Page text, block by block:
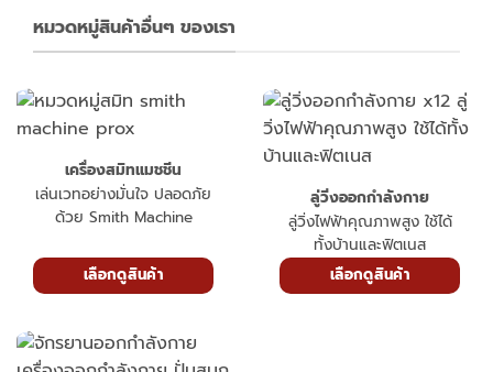
หมวดหมู่สินค้าอื่นๆ ของเรา
เครื่องสมิทแมชชีน
เล่นเวทอย่างมั่นใจ ปลอดภัย
ด้วย Smith Machine
เลือกดูสินค้า
ลู่วิ่งออกกำลังกาย
ลู่วิ่งไฟฟ้าคุณภาพสูง ใช้ได้
ทั้งบ้านและฟิตเนส
เลือกดูสินค้า